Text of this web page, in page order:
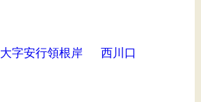
大字安行領根岸 西川口